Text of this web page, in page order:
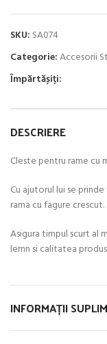
SKU: SA074
Categorie:Accesorii
Împărtășiți:
DESCRIERE
Cleste pentru rame cu
Cu ajutorul lui se
rama cu fagure crescut.
Asigura timpul scurt al
lemn si calitatea
INFORMAȚII